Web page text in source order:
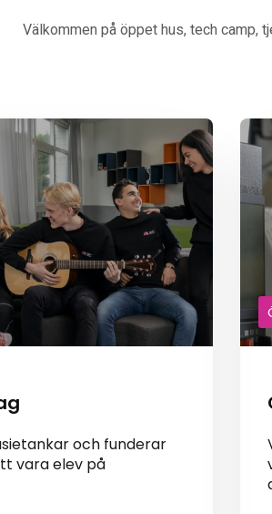
Välkommen på öppet hus, tech camp,
och funderar
vara elev på